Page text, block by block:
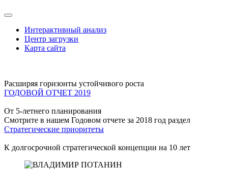
Интерактивный анализ
Центр загрузки
Карта сайта
Расширяя горизонты устойчивого роста
ГОДОВОЙ ОТЧЕТ 2019
От 5-летнего планирования
Смотрите в нашем Годовом отчете за 2018 год раздел
Стратегические приоритеты
К долгосрочной стратегической концепции на 10 лет